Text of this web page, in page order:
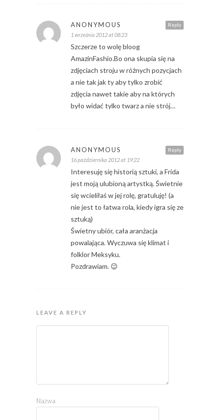
Reply
ANONYMOUS
1 września 2012 at 08:23
Szczerze to wolę bloog
AmazinFashio.Bo ona skupia się na
zdjęciach stroju w różnych pozycjach
a nie tak jak ty aby tylko zrobić
zdjęcia nawet takie aby na których
było widać tylko twarz a nie strój…
Reply
ANONYMOUS
16 października 2012 at 19:22
Interesuję się historią sztuki, a Frida
jest moją ulubioną artystką. Świetnie
się wcieliłaś w jej rolę, gratuluję! (a
nie jest to łatwa rola, kiedy igra się ze
sztuką)
Świetny ubiór, cała aranżacja
powalająca. Wyczuwa się klimat i
folklor Meksyku.
Pozdrawiam. 😉
LEAVE A REPLY
Nazwa